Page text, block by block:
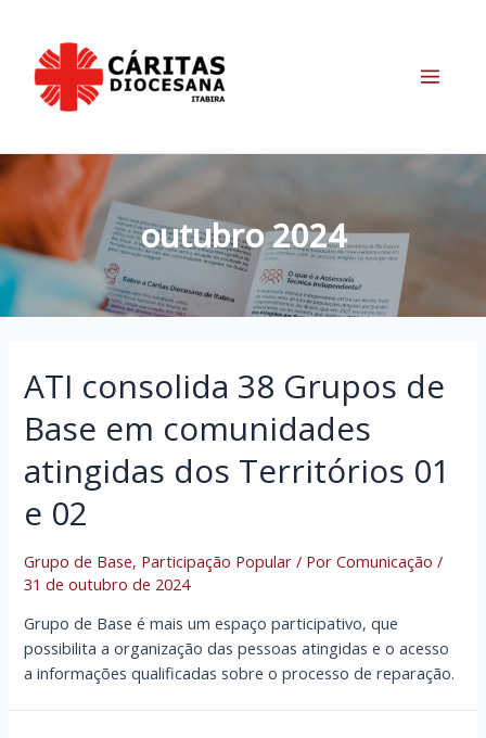
conteúdo
outubro 2024
ATI consolida 38 Grupos de
Base em comunidades
atingidas dos Territórios 01
e 02
Grupo de Base, Participação Popular / PorComunicação/
31 de outubro de 2024
Grupo de Base é mais um espaço participativo, que
possibilita a organização das pessoas atingidas e o acesso
a informações qualificadas sobre o processo de reparação.